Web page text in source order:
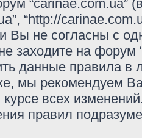
“http://
Вы не согласны с
заходите на
данные правила в
мы рекомендуем
всех
правил